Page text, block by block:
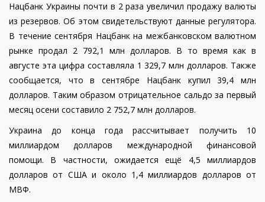
Нацбанк Украины почти в 2 раза увеличил продажу валюты
из резервов. Об этом свидетельствуют данные регулятора.
В течение сентября Нацбанк на межбанковском валютном
рынке продал 2 792,1 млн долларов. В то время как в
августе эта цифра составляла 1 329,7 млн долларов. Также
сообщается, что в сентябре Нацбанк купил 39,4 млн
долларов. Таким образом отрицательное сальдо за первый
месяц осени составило 2 752,7 млн долларов.
Украина до конца года рассчитывает получить 10
миллиардом долларов международной финансовой
помощи. В частности, ожидается ещё 4,5 миллиардов
долларов от США и около 1,4 миллиардов долларов от
МВФ.